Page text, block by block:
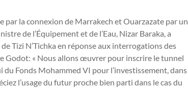
la connexion de Marrakech et Ouarzazate par un
de l’Équipement et de l’Eau, Nizar Baraka, a
Tizi N’Tichka en réponse aux interrogations des
Godot: « Nous allons œuvrer pour inscrire le tunnel
Fonds Mohammed VI pour l’investissement, dans
l’usage du futur proche bien parti dans le cas du